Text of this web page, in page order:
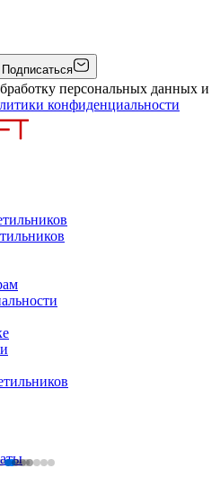
Подписаться
персональных данных и
конфиденциальности